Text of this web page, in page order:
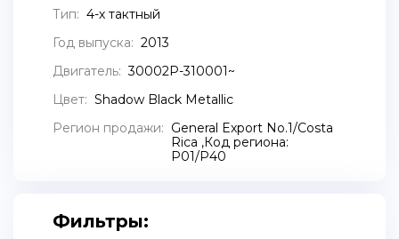
Тип: 4-х тактный
Год выпуска: 2013
Двигатель: 30002P-310001~
Цвет: Shadow Black Metallic
Регион продажи: General Export No.1/Costa
Rica ,Код региона:
P01/P40
Фильтры: